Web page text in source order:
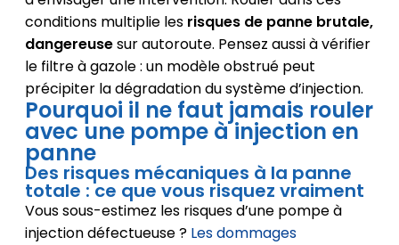
conditions multiplie les risques de panne brutale,
dangereusesur autoroute. Pensez aussi à vérifier
le filtre à gazole : un modèle obstrué peut
précipiter la dégradation du système d’injection.
Pourquoi il ne faut jamais rouler
avec une pompe à injection en
panne
Des risques mécaniques à la panne
totale : ce que vous risquez vraiment
Vous sous-estimez les risques d’une pompe à
injection défectueuse ? Les dommages